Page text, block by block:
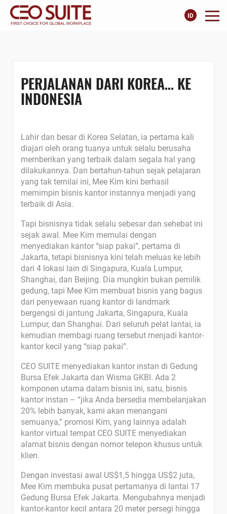
PERJALANAN DARI KOREA… KE
INDONESIA
Lahir dan besar di Korea Selatan, ia pertama kali
diajari oleh orang tuanya untuk selalu berusaha
memberikan yang terbaik dalam segala hal yang
dilakukannya. Dan bertahun-tahun sejak pelajaran
yang tak ternilai ini, Mee Kim kini berhasil
memimpin bisnis kantor instannya menjadi yang
terbaik di Asia.
Tapi bisnisnya tidak selalu sebesar dan sehebat ini
sejak awal. Mee Kim memulai dengan
menyediakan kantor “siap pakai”, pertama di
Jakarta, tetapi bisnisnya kini telah meluas ke lebih
dari 4 lokasi lain di Singapura, Kuala Lumpur,
Shanghai, dan Beijing. Dia mungkin bukan pemilik
gedung, tapi Mee Kim membuat bisnis yang bagus
dari penyewaan ruang kantor di landmark
bergengsi di jantung Jakarta, Singapura, Kuala
Lumpur, dan Shanghai. Dari seluruh pelat lantai, ia
kemudian membagi ruang tersebut menjadi kantor-
kantor kecil yang “siap pakai”.
CEO SUITE menyediakan kantor instan di Gedung
Bursa Efek Jakarta dan Wisma GKBI. Ada 2
komponen utama dalam bisnis ini, satu, bisnis
kantor instan – “jika Anda bersedia membelanjakan
20% lebih banyak, kami akan menangani
semuanya,” promosi Kim, yang lainnya adalah
kantor virtual tempat CEO SUITE menyediakan
alamat bisnis dengan nomor telepon khusus untuk
klien.
Dengan investasi awal US$1,5 hingga US$2 juta,
Mee Kim membuka pusat pertamanya di lantai 17
Gedung Bursa Efek Jakarta. Mengubahnya menjadi
kantor-kantor kecil antara 20 meter persegi hingga